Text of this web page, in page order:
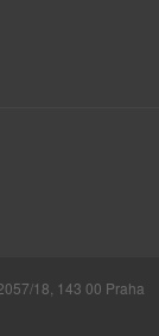
18, 143 00 Praha